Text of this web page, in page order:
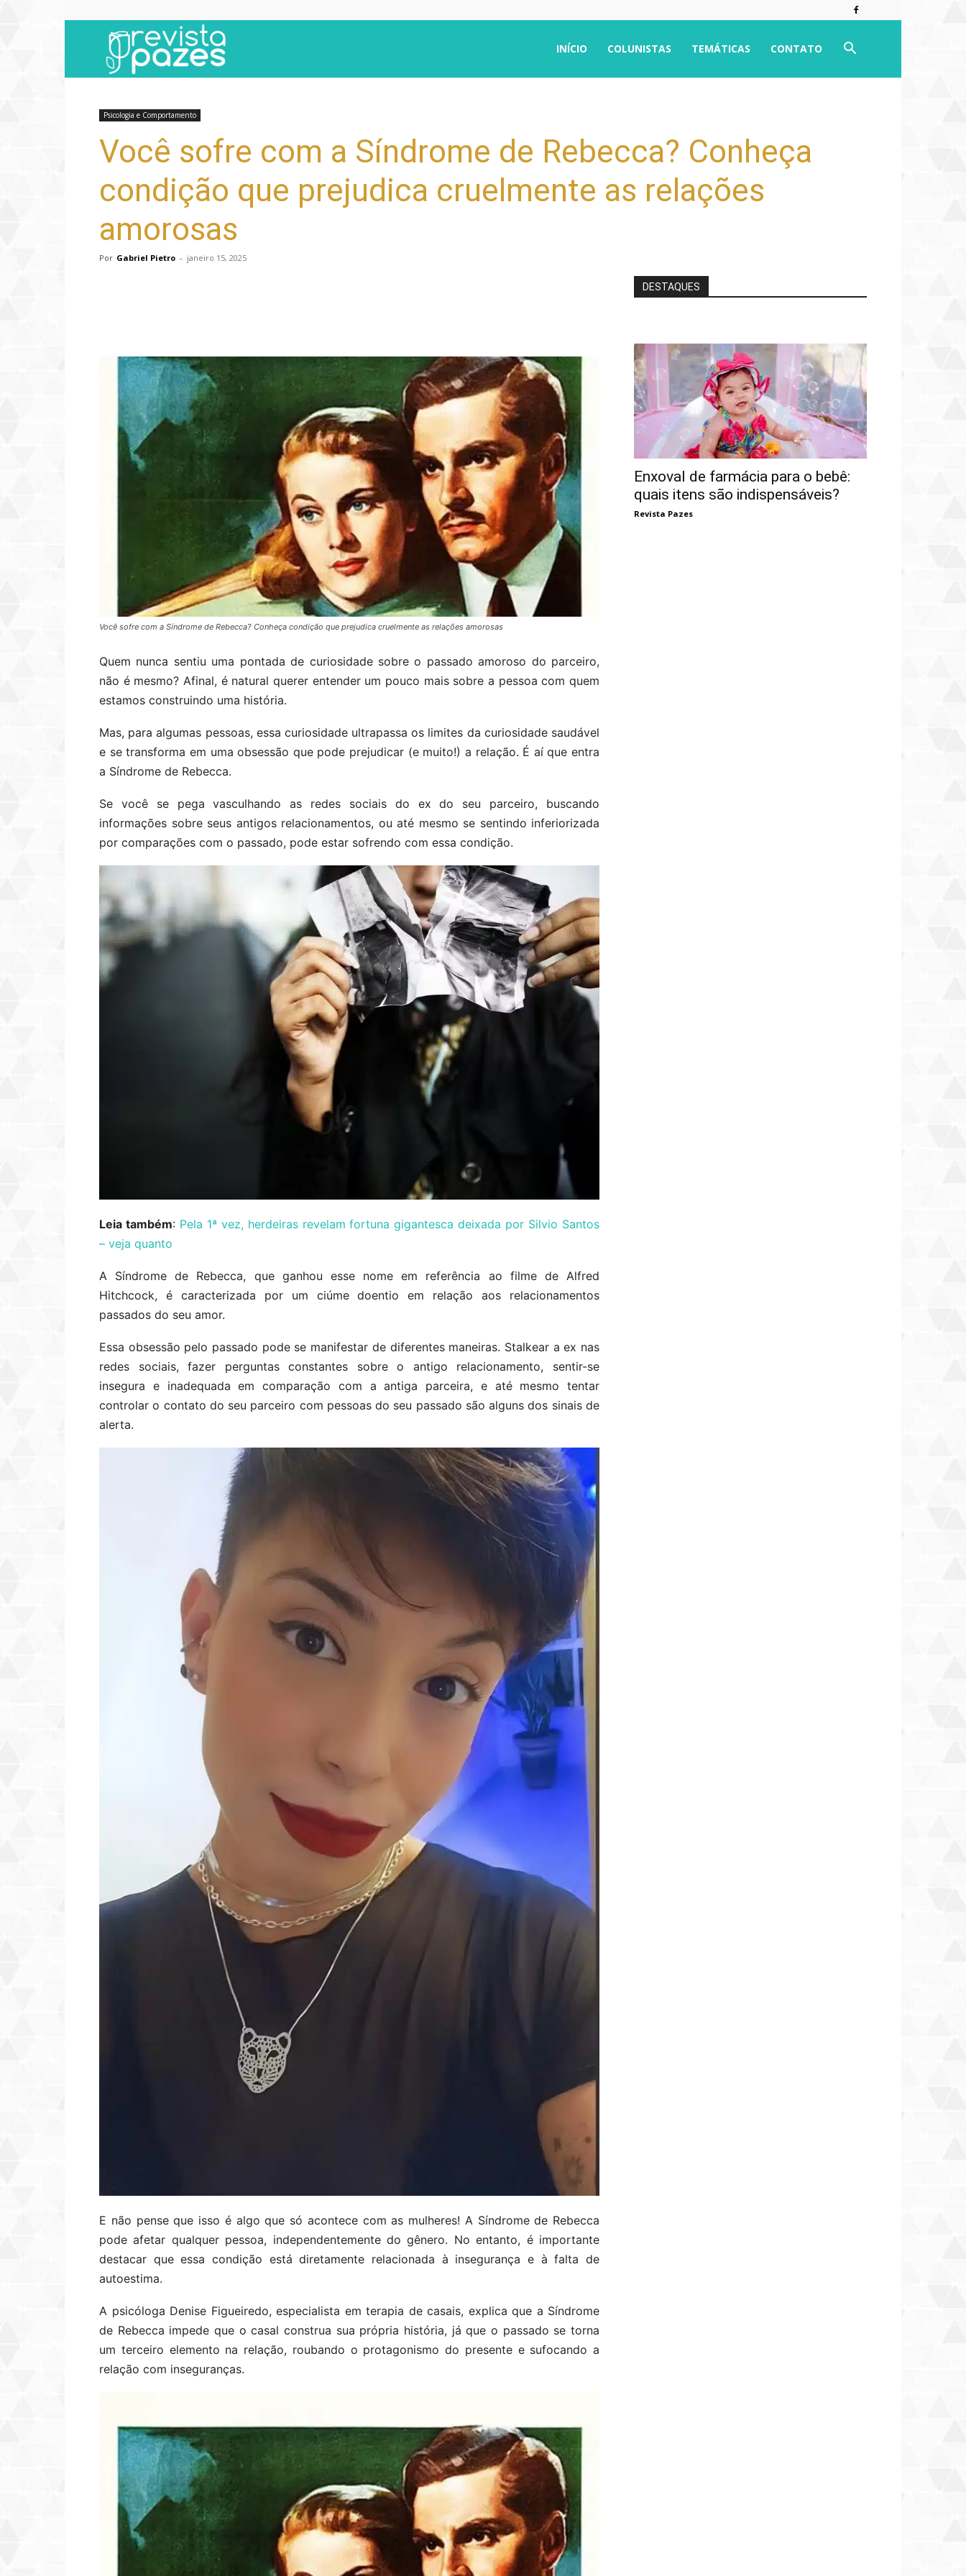
INÍCIO COLUNISTAS TEMÁTICAS CONTATO
Psicologia e Comportamento
Você sofre com a Síndrome de Rebecca? Conheça
condição que prejudica cruelmente as relações
amorosas
Por Gabriel Pietro - janeiro 15, 2025
Você sofre com a Síndrome de Rebecca? Conheça condição que prejudica cruelmente as relações amorosas
Quem nunca sentiu uma pontada de curiosidade sobre o passado amoroso do parceiro,
não é mesmo? Afinal, é natural querer entender um pouco mais sobre a pessoa com quem
estamos construindo uma história.
Mas, para algumas pessoas, essa curiosidade ultrapassa os limites da curiosidade saudável
e se transforma em uma obsessão que pode prejudicar (e muito!) a relação. É aí que entra
a Síndrome de Rebecca.
Se você se pega vasculhando as redes sociais do ex do seu parceiro, buscando
informações sobre seus antigos relacionamentos, ou até mesmo se sentindo inferiorizada
por comparações com o passado, pode estar sofrendo com essa condição.
Leia também: Pela 1ª vez, herdeiras revelam fortuna gigantesca deixada por Silvio Santos
– veja quanto
A Síndrome de Rebecca, que ganhou esse nome em referência ao filme de Alfred
Hitchcock, é caracterizada por um ciúme doentio em relação aos relacionamentos
passados do seu amor.
Essa obsessão pelo passado pode se manifestar de diferentes maneiras. Stalkear a ex nas
redes sociais, fazer perguntas constantes sobre o antigo relacionamento, sentir-se
insegura e inadequada em comparação com a antiga parceira, e até mesmo tentar
controlar o contato do seu parceiro com pessoas do seu passado são alguns dos sinais de
alerta.
E não pense que isso é algo que só acontece com as mulheres! A Síndrome de Rebecca
pode afetar qualquer pessoa, independentemente do gênero. No entanto, é importante
destacar que essa condição está diretamente relacionada à insegurança e à falta de
autoestima.
A psicóloga Denise Figueiredo, especialista em terapia de casais, explica que a Síndrome
de Rebecca impede que o casal construa sua própria história, já que o passado se torna
um terceiro elemento na relação, roubando o protagonismo do presente e sufocando a
relação com inseguranças.
DESTAQUES
Enxoval de farmácia para o bebê:
quais itens são indispensáveis?
Revista Pazes